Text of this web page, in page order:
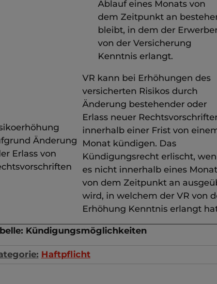
Ablauf eines Monats von
dem Zeitpunkt an
bleibt, in dem der
von der Versicherung
Kenntnis erlangt.
Änderung
Erlass von
VR kann bei Erhöhungen des
versicherten Risikos durch
Änderung bestehender oder
Erlass neuer
innerhalb einer Frist von
Monat kündigen. Das
Kündigungsrecht erlischt,
es nicht innerhalb eines
von dem Zeitpunkt an
wird, in welchem der VR von
Erhöhung Kenntnis erlangt
Kündigungsmöglichkeiten
Haftpflicht